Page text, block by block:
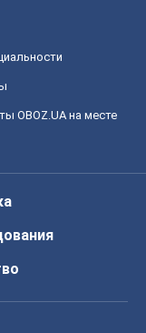
OBOZ.UA на месте